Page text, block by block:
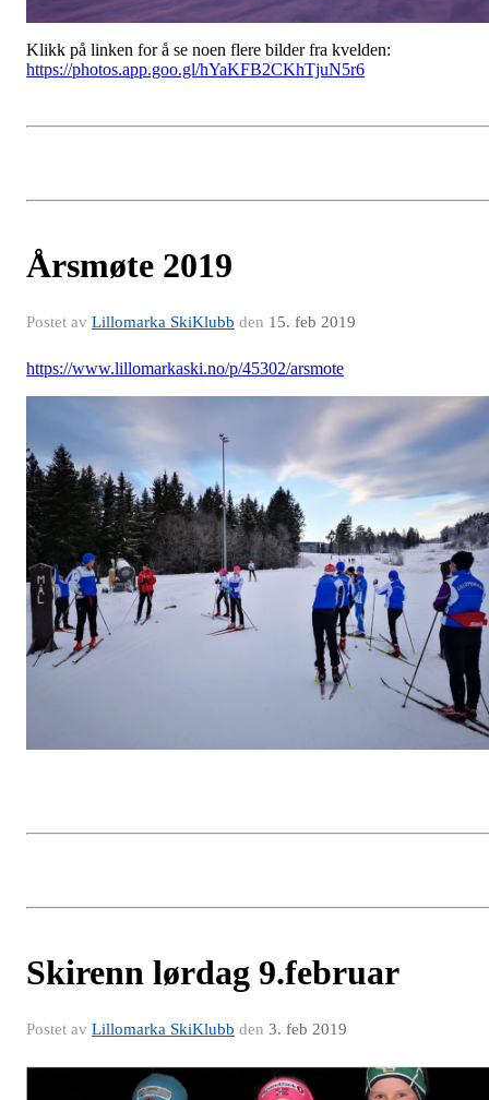
Klikk på linken for å se noen flere bilder fra kvelden:
https://photos.app.goo.gl/hYaKFB2CKhTjuN5r6
Årsmøte 2019
Postet av Lillomarka SkiKlubb den 15. feb 2019
https://www.lillomarkaski.no/p/45302/arsmote
Skirenn lørdag 9.februar
Postet av Lillomarka SkiKlubb den 3. feb 2019